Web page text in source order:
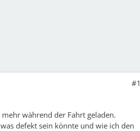
#1
während der Fahrt geladen.
defekt sein könnte und wie ich den